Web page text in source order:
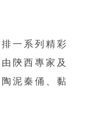
一系列精彩
陝西專家及
泥秦俑、黏